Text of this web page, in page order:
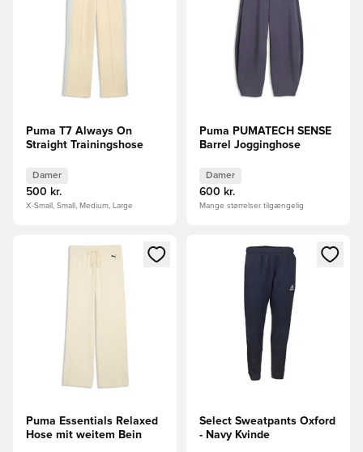
Puma T7 Always On
Straight Trainingshose
Damer
500 kr.
X-Small, Small, Medium, Large
Puma PUMATECH SENSE
Barrel Jogginghose
Damer
600 kr.
Mange størrelser tilgængelig
Åbner en Modal til at logge ind eller tilmelde dig som
Puma Essentials Relaxed
Hose mit weitem Bein
Åbner en Modal til at logge
Select Sweatpants Oxford
- Navy Kvinde